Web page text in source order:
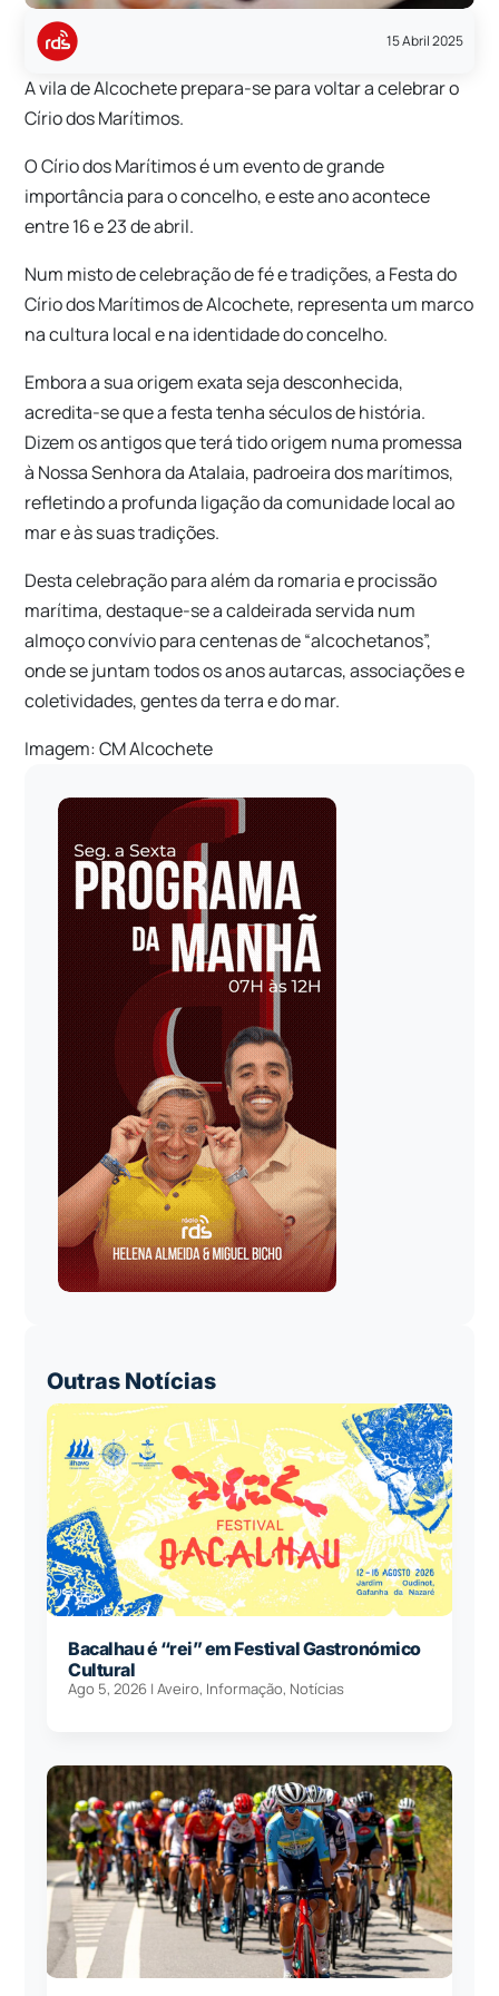
15 Abril 2025
A vila de Alcochete prepara-se para voltar a celebrar o
Círio dos Marítimos.
O Círio dos Marítimos é um evento de grande
importância para o concelho, e este ano acontece
entre 16 e 23 de abril.
Num misto de celebração de fé e tradições, a Festa do
Círio dos Marítimos de Alcochete, representa um marco
na cultura local e na identidade do concelho.
Embora a sua origem exata seja desconhecida,
acredita-se que a festa tenha séculos de história.
Dizem os antigos que terá tido origem numa promessa
à Nossa Senhora da Atalaia, padroeira dos marítimos,
refletindo a profunda ligação da comunidade local ao
mar e às suas tradições.
Desta celebração para além da romaria e procissão
marítima, destaque-se a caldeirada servida num
almoço convívio para centenas de “alcochetanos”,
onde se juntam todos os anos autarcas, associações e
coletividades, gentes da terra e do mar.
Imagem: CM Alcochete
Outras Notícias
Bacalhau é “rei” em Festival Gastronómico
Cultural
Ago 5, 2026 |Aveiro, Informação, Notícias